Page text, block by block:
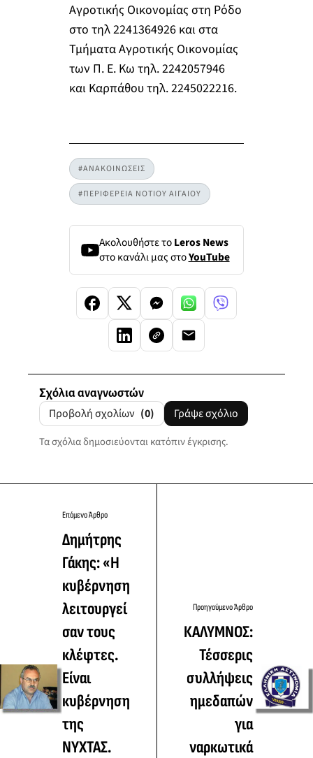
Αγροτικής Οικονομίας στη Ρόδο
στο τηλ 2241364926 και στα
Τμήματα Αγροτικής Οικονομίας
των Π. Ε. Κω τηλ. 2242057946
και Καρπάθου τηλ. 2245022216.
#ΑΝΑΚΟΙΝΩΣΕΙΣ
#ΠΕΡΙΦΕΡΕΙΑ ΝΟΤΙΟΥ ΑΙΓΑΙΟΥ
Ακολουθήστε τοLeros News
στο κανάλι μας στοYouTube
Σχόλια αναγνωστών
Προβολή σχολίων (0) Γράψε σχόλιο
Τα σχόλια δημοσιεύονται κατόπιν έγκρισης.
Επόμενο Άρθρο
Δημήτρης
Γάκης: «Η
κυβέρνηση
λειτουργεί
σαν τους
κλέφτες.
Είναι
κυβέρνηση
της
ΝΥΧΤΑΣ.
Προηγούμενο Άρθρο
ΚΑΛΥΜΝΟΣ:
Τέσσερις
συλλήψεις
ημεδαπών
για
ναρκωτικά